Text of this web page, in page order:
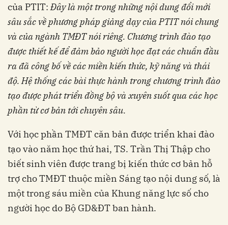
của PTIT:Đây là một trong những nội dung đổi mới
sâu sắc về phương pháp giảng dạy của PTIT nói chung
và của ngành TMĐT nói riêng. Chương trình đào tạo
được thiết kế để đảm bảo người học đạt các chuẩn đầu
ra đã công bố về các miền kiến thức, kỹ năng và thái
độ. Hệ thống các bài thực hành trong chương trình đào
tạo được phát triển đồng bộ và xuyên suốt qua các học
phần từ cơ bản tới chuyên sâu.
Với học phần TMĐT căn bản được triển khai đào
tạo vào năm học thứ hai, TS. Trần Thị Thập cho
biết sinh viên được trang bị kiến thức cơ bản hỗ
trợ cho TMĐT thuộc miền Sáng tạo nội dung số, là
một trong sáu miền của Khung năng lực số cho
người học do Bộ GD&ĐT ban hành.